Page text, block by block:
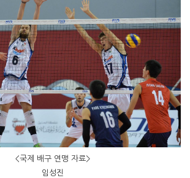
<국제 배구 연맹 자료>
임성진